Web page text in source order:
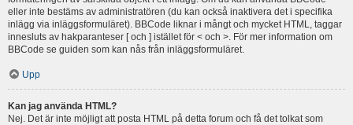
eller inte bestäms av administratören (du kan också inaktivera det i specifika
inlägg via inläggsformuläret). BBCode liknar i mångt och mycket HTML, taggar
innesluts av hakparanteser [ och ] istället för < och >. För mer information om
BBCode se guiden som kan nås från inläggsformuläret.
Upp
Kan jag använda HTML?
Nej. Det är inte möjligt att posta HTML på detta forum och få det tolkat som